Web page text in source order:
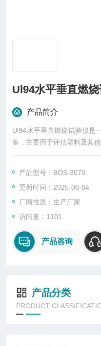
Ul94水平垂直燃
产品简介
Ul94水平垂直燃烧试验仪是
备，主要用于评估塑料及其
产品型号：BOS-3070
更新时间：2025-08-04
厂商性质：生产厂家
访问量：1101
产品咨询
产品分类
PRODUCT